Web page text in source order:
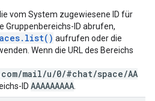
vom System zugewiesene ID für
Gruppenbereichs-ID abrufen,
aufrufen oder die
Wenn die URL des Bereichs
mail/u/0/#chat/space/AA
ID AAAAAAAAA